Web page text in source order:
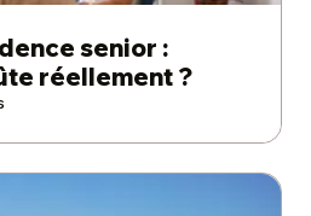
senior :
réellement ?